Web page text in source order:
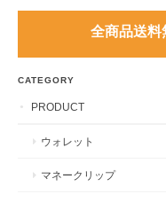
全商
CATEGORY
PRODUCT
ウォレット
マネークリップ